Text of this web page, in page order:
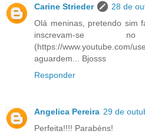
Carine Strieder
28 de
Olá meninas, pretendo sim
inscrevam-
(https://
aguardem... Bjosss
Responder
Angelica Pereira 29 de
Perfeita!!!! Parabéns!